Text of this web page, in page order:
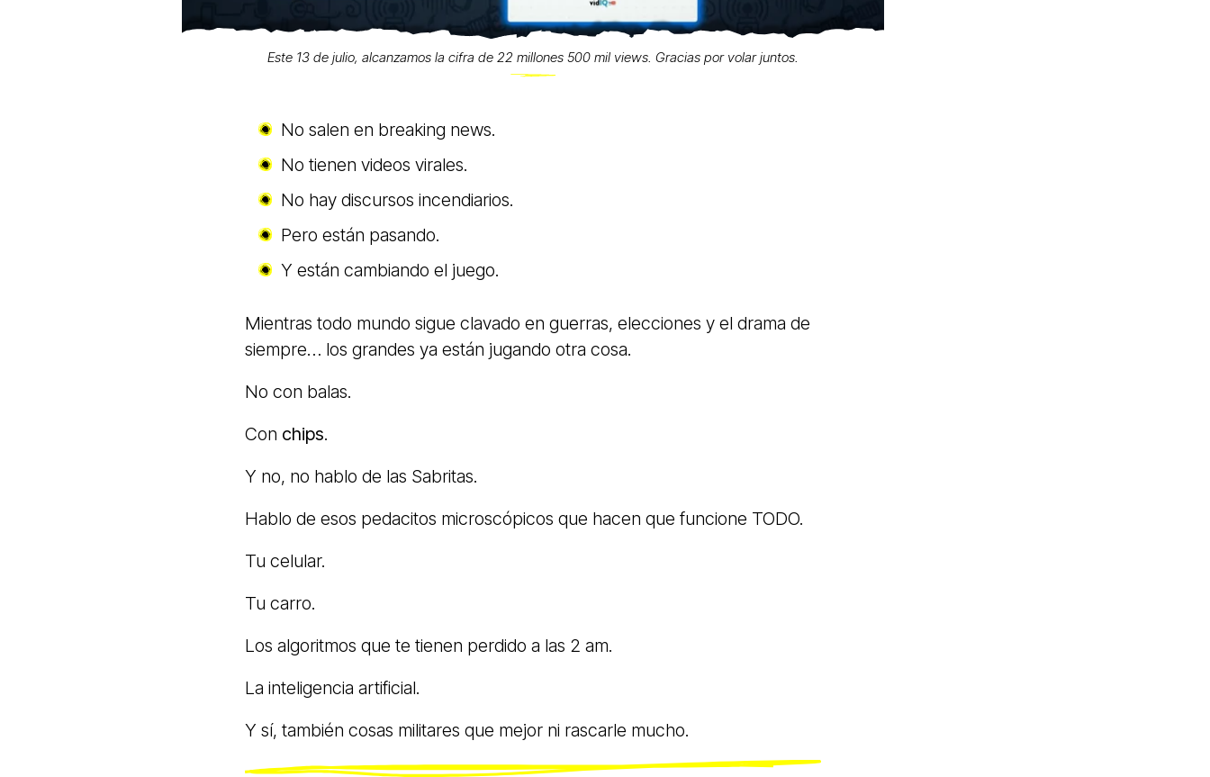
Este 13 de julio, alcanzamos la cifra de 22 millones 500 mil views. Gracias por volar juntos.
No salen en breaking news.
No tienen videos virales.
No hay discursos incendiarios.
Pero están pasando.
Y están cambiando el juego.
Mientras todo mundo sigue clavado en guerras, elecciones y el drama de
siempre… los grandes ya están jugando otra cosa.
No con balas.
Con chips.
Y no, no hablo de las Sabritas.
Hablo de esos pedacitos microscópicos que hacen que funcione TODO.
Tu celular.
Tu carro.
Los algoritmos que te tienen perdido a las 2 am.
La inteligencia artificial.
Y sí, también cosas militares que mejor ni rascarle mucho.